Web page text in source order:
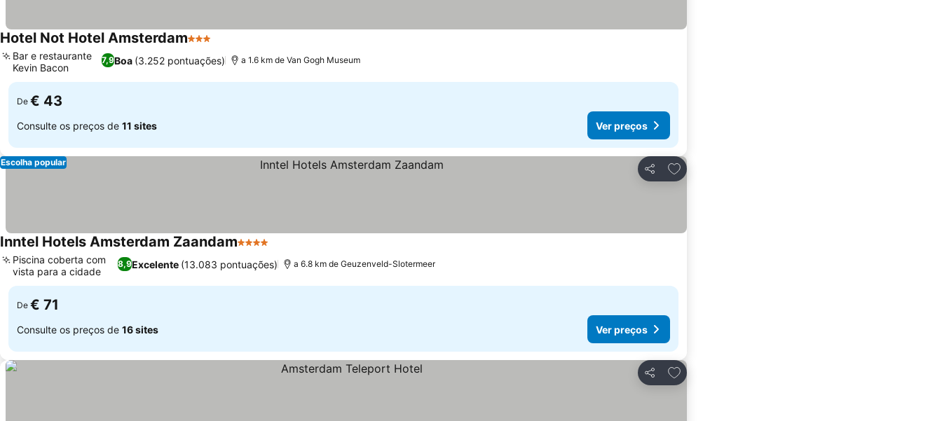
Hotel Not Hotel Amsterdam3 Estrelas
7,9Boa (3.252 pontuações)
Bar e restaurante
Kevin Bacon
a 1.6 km de Van Gogh Museum
De € 43
Consulte os preços de 11 sites Ver preços
Partilhar
Adicionar aos favoritos
Escolha popular
Inntel Hotels Amsterdam Zaandam4 Estrelas
8,9Excelente (13.083 pontuações)
Piscina coberta com
vista para a cidade
a 6.8 km de Geuzenveld-Slotermeer
De € 71
Consulte os preços de 16 sites Ver preços
Partilhar
Adicionar aos favoritos